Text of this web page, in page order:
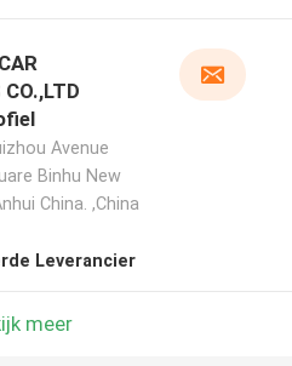
Avenue
Binhu New
China. ,China
Leverancier
meer